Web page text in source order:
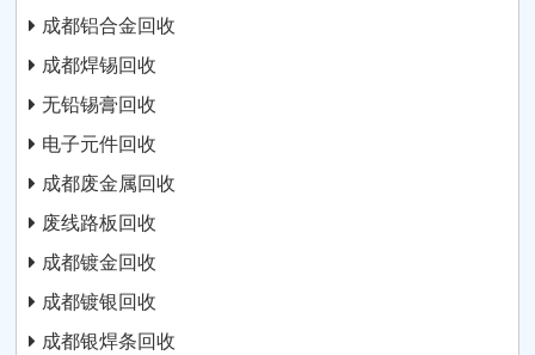
成都铝合金回收
成都焊锡回收
无铅锡膏回收
电子元件回收
成都废金属回收
废线路板回收
成都镀金回收
成都镀银回收
成都银焊条回收